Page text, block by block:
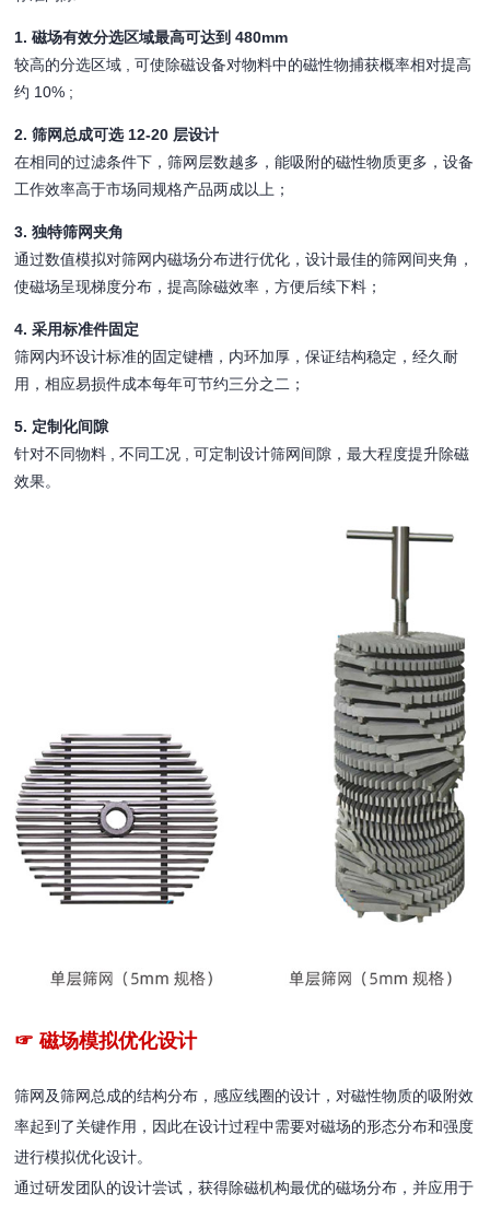
1. 磁场有效分选区域最高可达到 480mm
较高的分选区域 , 可使除磁设备对物料中的磁性物捕获概率相对提高
约 10% ;
2. 筛网总成可选 12-20 层设计
在相同的过滤条件下，筛网层数越多，能吸附的磁性物质更多，设备
工作效率高于市场同规格产品两成以上；
3. 独特筛网夹角
通过数值模拟对筛网内磁场分布进行优化，设计最佳的筛网间夹角，
使磁场呈现梯度分布，提高除磁效率，方便后续下料；
4. 采用标准件固定
筛网内环设计标准的固定键槽，内环加厚，保证结构稳定，经久耐
用，相应易损件成本每年可节约三分之二；
5. 定制化间隙
针对不同物料 , 不同工况 , 可定制设计筛网间隙，最大程度提升除磁
效果。
☞ 磁场模拟优化设计
筛网及筛网总成的结构分布，感应线圈的设计，对磁性物质的吸附效
率起到了关键作用，因此在设计过程中需要对磁场的形态分布和强度
进行模拟优化设计。
通过研发团队的设计尝试，获得除磁机构最优的磁场分布，并应用于